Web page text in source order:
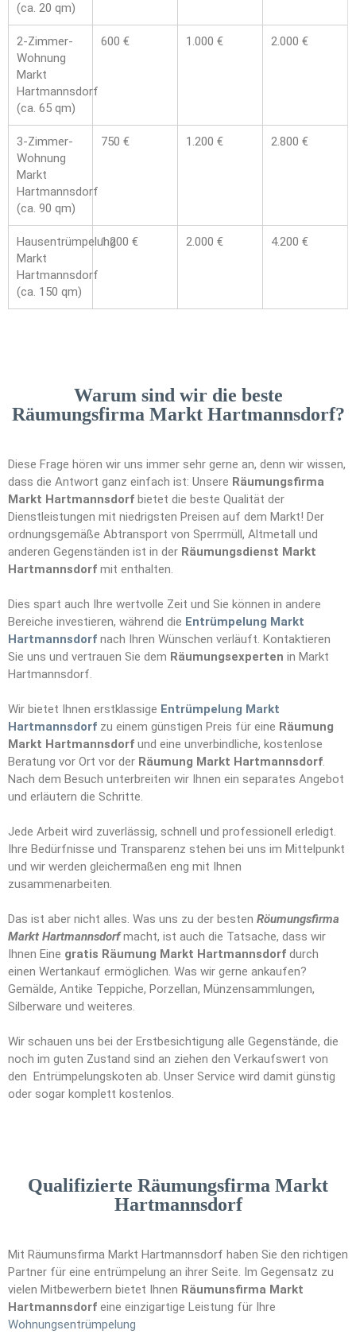
(ca. 20 qm)
2-Zimmer-
Wohnung
Markt
Hartmannsdorf
(ca. 65 qm)
600 € 1.000 € 2.000 €
3-Zimmer-
Wohnung
Markt
Hartmannsdorf
(ca. 90 qm)
750 € 1.200 € 2.800 €
Hausentrümpelung
Markt
Hartmannsdorf
(ca. 150 qm)
1.200 € 2.000 € 4.200 €
Warum sind wir die beste
Räumungsfirma Markt Hartmannsdorf?
Diese Frage hören wir uns immer sehr gerne an, denn wir wissen,
dass die Antwort ganz einfach ist: Unsere Räumungsfirma
Markt Hartmannsdorf bietet die beste Qualität der
Dienstleistungen mit niedrigsten Preisen auf dem Markt! Der
ordnungsgemäße Abtransport von Sperrmüll, Altmetall und
anderen Gegenständen ist in der Räumungsdienst Markt
Hartmannsdorf mit enthalten.
Dies spart auch Ihre wertvolle Zeit und Sie können in andere
Bereiche investieren, während die Entrümpelung Markt
Hartmannsdorf nach Ihren Wünschen verläuft. Kontaktieren
Sie uns und vertrauen Sie dem Räumungsexperten in Markt
Hartmannsdorf.
Wir bietet Ihnen erstklassige Entrümpelung Markt
Hartmannsdorf zu einem günstigen Preis für eine Räumung
Markt Hartmannsdorf und eine unverbindliche, kostenlose
Beratung vor Ort vor der Räumung Markt Hartmannsdorf.
Nach dem Besuch unterbreiten wir Ihnen ein separates Angebot
und erläutern die Schritte.
Jede Arbeit wird zuverlässig, schnell und professionell erledigt.
Ihre Bedürfnisse und Transparenz stehen bei uns im Mittelpunkt
und wir werden gleichermaßen eng mit Ihnen
zusammenarbeiten.
Das ist aber nicht alles. Was uns zu der besten Röumungsfirma
Markt Hartmannsdorf macht, ist auch die Tatsache, dass wir
Ihnen Eine gratis Räumung Markt Hartmannsdorf durch
einen Wertankauf ermöglichen. Was wir gerne ankaufen?
Gemälde, Antike Teppiche, Porzellan, Münzensammlungen,
Silberware und weiteres.
Wir schauen uns bei der Erstbesichtigung alle Gegenstände, die
noch im guten Zustand sind an ziehen den Verkaufswert von
den Entrümpelungskoten ab. Unser Service wird damit günstig
oder sogar komplett kostenlos.
Qualifizierte Räumungsfirma Markt
Hartmannsdorf
Mit Räumunsfirma Markt Hartmannsdorf haben Sie den richtigen
Partner für eine entrümpelung an ihrer Seite. Im Gegensatz zu
vielen Mitbewerbern bietet Ihnen Räumunsfirma Markt
Hartmannsdorf eine einzigartige Leistung für Ihre
Wohnungsentrümpelung